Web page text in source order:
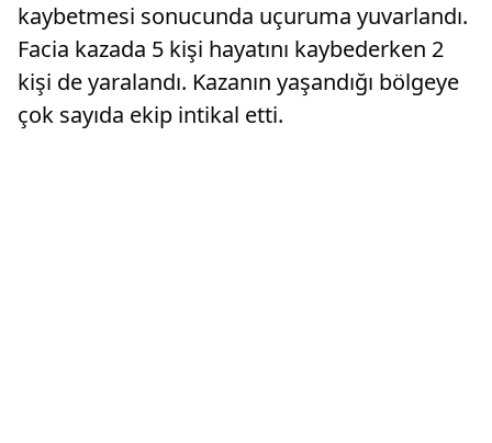
kaybetmesi sonucunda uçuruma yuvarlandı.
Facia kazada 5 kişi hayatını kaybederken 2
kişi de yaralandı. Kazanın yaşandığı bölgeye
çok sayıda ekip intikal etti.